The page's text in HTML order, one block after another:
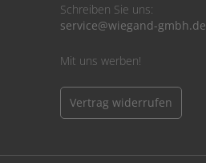
Schreiben Sie uns:
service@wiegand-gmbh.de
Mit uns werben!
Vertrag widerrufen